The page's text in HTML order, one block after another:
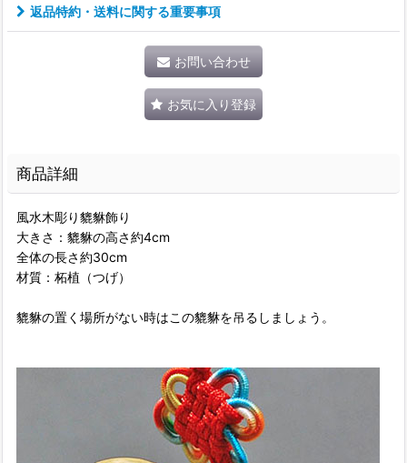
返品特約・送料に関する重要事項
お問い合わせ
お気に入り登録
商品詳細
風水木彫り貔貅飾り
大きさ：貔貅の高さ約4cm
全体の長さ約30cm
材質：柘植（つげ）
貔貅の置く場所がない時はこの貔貅を吊るしましょう。